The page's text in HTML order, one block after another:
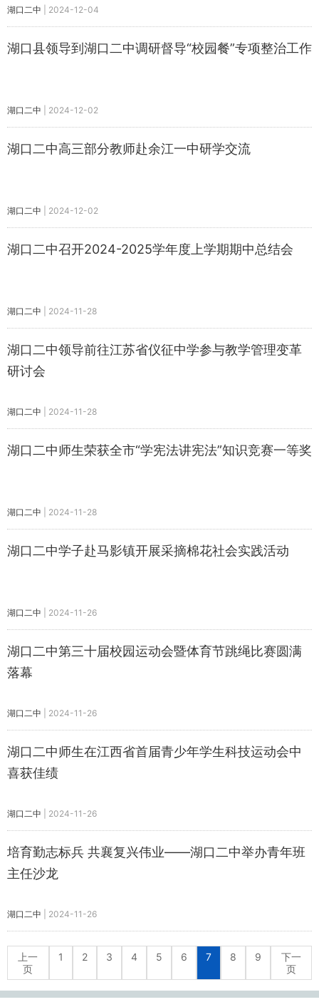
湖口二中 2024-12-04
湖口县领导到湖口二中调研督导“校园餐”专项整治工作
湖口二中 2024-12-02
湖口二中高三部分教师赴余江一中研学交流
湖口二中 2024-12-02
湖口二中召开2024-2025学年度上学期期中总结会
湖口二中 2024-11-28
湖口二中领导前往江苏省仪征中学参与教学管理变革
研讨会
湖口二中 2024-11-28
湖口二中师生荣获全市“学宪法讲宪法”知识竞赛一等奖
湖口二中 2024-11-28
湖口二中学子赴马影镇开展采摘棉花社会实践活动
湖口二中 2024-11-26
湖口二中第三十届校园运动会暨体育节跳绳比赛圆满
落幕
湖口二中 2024-11-26
湖口二中师生在江西省首届青少年学生科技运动会中
喜获佳绩
湖口二中 2024-11-26
培育勤志标兵 共襄复兴伟业——湖口二中举办青年班
主任沙龙
湖口二中 2024-11-26
上一
页
1 2 3 4 5 6 7 8 9
下一
页